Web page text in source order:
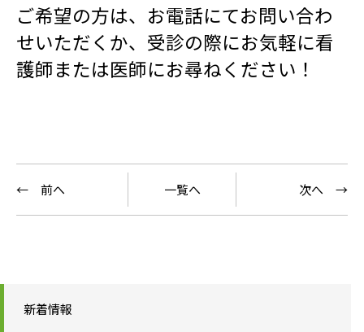
新着情報
ご希望の方は、お電話にてお問い合わ
せいただくか、受診の際にお気軽に看
護師または医師にお尋ねください！
← 前へ 一覧へ 次へ →